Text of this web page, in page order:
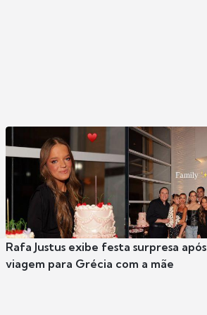
Rafa Justus exibe festa surpresa após
viagem para Grécia com a mãe